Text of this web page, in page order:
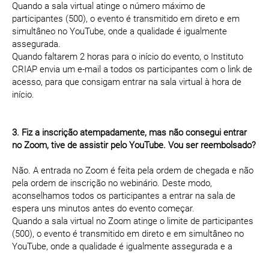
Quando a sala virtual atinge o número máximo de
participantes (500), o evento é transmitido em direto e em
simultâneo no YouTube, onde a qualidade é igualmente
assegurada.
Quando faltarem 2 horas para o início do evento, o Instituto
CRIAP envia um e-mail a todos os participantes com o link de
acesso, para que consigam entrar na sala virtual à hora de
início.
3. Fiz a inscrição atempadamente, mas não consegui entrar
no Zoom, tive de assistir pelo YouTube. Vou ser reembolsado?
Não. A entrada no Zoom é feita pela ordem de chegada e não
pela ordem de inscrição no webinário. Deste modo,
aconselhamos todos os participantes a entrar na sala de
espera uns minutos antes do evento começar.
Quando a sala virtual no Zoom atinge o limite de participantes
(500), o evento é transmitido em direto e em simultâneo no
YouTube, onde a qualidade é igualmente assegurada e a